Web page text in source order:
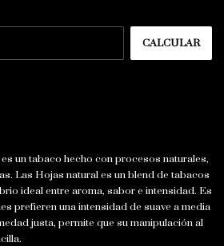
CALCULAR
un tabaco hecho con procesos naturales,
Las Hojas natural es un blend de tabacos
ideal entre aroma, sabor e intensidad. Es
prefieren una intensidad de suave a media
justa, permite que su manipulación al